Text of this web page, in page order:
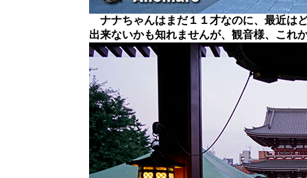
ナナちゃんはまだ１１才なのに、最近は
出来ないかも知れませんが、観音様、これ